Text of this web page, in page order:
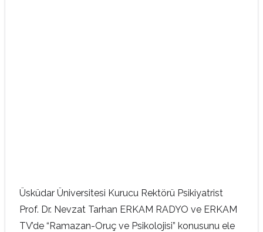
Üsküdar Üniversitesi Kurucu Rektörü Psikiyatrist
Prof. Dr. Nevzat Tarhan ERKAM RADYO ve ERKAM
TV’de “Ramazan-Oruç ve Psikolojisi” konusunu ele